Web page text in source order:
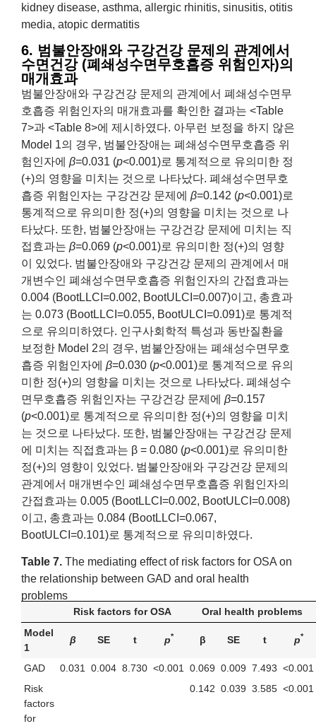
kidney disease, asthma, allergic rhinitis, sinusitis, otitis
media, atopic dermatitis
6. 범불안장애와 구강건강 문제의 관계에서
수면건강 (폐쇄성수면무호흡증 위험인자)의
매개효과
범불안장애와 구강건강 문제의 관계에서 폐쇄성수면무
호흡증 위험인자의 매개효과를 확인한 결과는 <Table
7>과 <Table 8>에 제시하였다. 아무런 보정을 하지 않은
Model 1의 경우, 범불안장애는 폐쇄성수면무호흡증 위
험인자에 β=0.031 (p<0.001)로 통계적으로 유의미한 정
(+)의 영향을 미치는 것으로 나타났다. 폐쇄성수면무호
흡증 위험인자는 구강건강 문제에 β=0.142 (p<0.001)로
통계적으로 유의미한 정(+)의 영향을 미치는 것으로 나
타났다. 또한, 범불안장애는 구강건강 문제에 미치는 직
접효과는 β=0.069 (p<0.001)로 유의미한 정(+)의 영향
이 있었다. 범불안장애와 구강건강 문제의 관계에서 매
개변수인 폐쇄성수면무호흡증 위험인자의 간접효과는
0.004 (BootLLCI=0.002, BootULCI=0.007)이고, 총효과
는 0.073 (BootLLCI=0.055, BootULCI=0.091)로 통계적
으로 유의미하였다. 인구사회학적 특성과 동반질환을
보정한 Model 2의 경우, 범불안장애는 폐쇄성수면무호
흡증 위험인자에 β=0.030 (p<0.001)로 통계적으로 유의
미한 정(+)의 영향을 미치는 것으로 나타났다. 폐쇄성수
면무호흡증 위험인자는 구강건강 문제에 β=0.157
(p<0.001)로 통계적으로 유의미한 정(+)의 영향을 미치
는 것으로 나타났다. 또한, 범불안장애는 구강건강 문제
에 미치는 직접효과는 β = 0.080 (p<0.001)로 유의미한
정(+)의 영향이 있었다. 범불안장애와 구강건강 문제의
관계에서 매개변수인 폐쇄성수면무호흡증 위험인자의
간접효과는 0.005 (BootLLCI=0.002, BootULCI=0.008)
이고, 총효과는 0.084 (BootLLCI=0.067,
BootULCI=0.101)로 통계적으로 유의미하였다.
Table 7. The mediating effect of risk factors for OSA on
the relationship between GAD and oral health
problems
Risk factors for OSA
Oral health problems
Model
1
β SE t p* β SE t p*
GAD 0.031 0.004 8.730 <0.001 0.069 0.009 7.493 <0.001
Risk
factors
for
0.142 0.039 3.585 <0.001